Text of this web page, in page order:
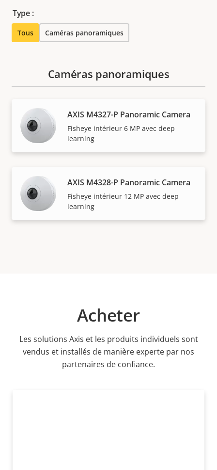
Type :
Tous Caméras panoramiques
Caméras panoramiques
AXIS M4327-P Panoramic Camera
Fisheye intérieur 6 MP avec deep
learning
AXIS M4328-P Panoramic Camera
Fisheye intérieur 12 MP avec deep
learning
Acheter
Les solutions Axis et les produits individuels sont
vendus et installés de manière experte par nos
partenaires de confiance.